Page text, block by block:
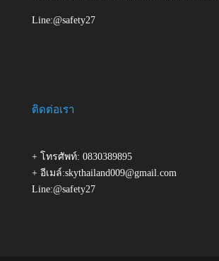
Line:@safety27
ติดต่อเรา
+ โทรศัพท์: 0830389895
+ อีเมล์:skythailand009@gmail.com
Line:@safety27